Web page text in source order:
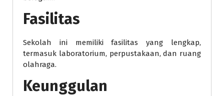
Fasilitas
Sekolah ini memiliki fasilitas yang lengkap,
termasuk laboratorium, perpustakaan, dan ruang
olahraga.
Keunggulan